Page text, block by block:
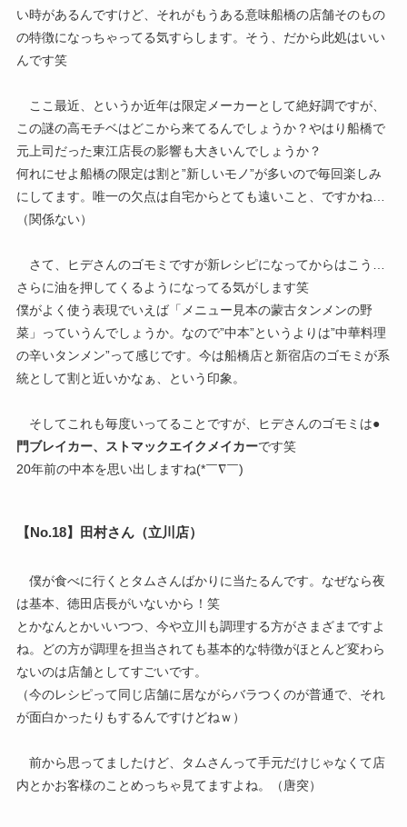
い時があるんですけど、それがもうある意味船橋の店舗そのもの
の特徴になっちゃってる気すらします。そう、だから此処はいい
んです笑
ここ最近、というか近年は限定メーカーとして絶好調ですが、
この謎の高モチベはどこから来てるんでしょうか？やはり船橋で
元上司だった東江店長の影響も大きいんでしょうか？
何れにせよ船橋の限定は割と”新しいモノ”が多いので毎回楽しみ
にしてます。唯一の欠点は自宅からとても遠いこと、ですかね…
（関係ない）
さて、ヒデさんのゴモミですが新レシピになってからはこう…
さらに油を押してくるようになってる気がします笑
僕がよく使う表現でいえば「メニュー見本の蒙古タンメンの野
菜」っていうんでしょうか。なので”中本”というよりは”中華料理
の辛いタンメン”って感じです。今は船橋店と新宿店のゴモミが系
統として割と近いかなぁ、という印象。
そしてこれも毎度いってることですが、ヒデさんのゴモミは●
門ブレイカー、ストマックエイクメイカーです笑
20年前の中本を思い出しますね(*￣∇￣)
【No.18】田村さん（立川店）
僕が食べに行くとタムさんばかりに当たるんです。なぜなら夜
は基本、徳田店長がいないから！笑
とかなんとかいいつつ、今や立川も調理する方がさまざまですよ
ね。どの方が調理を担当されても基本的な特徴がほとんど変わら
ないのは店舗としてすごいです。
（今のレシピって同じ店舗に居ながらバラつくのが普通で、それ
が面白かったりもするんですけどねｗ）
前から思ってましたけど、タムさんって手元だけじゃなくて店
内とかお客様のことめっちゃ見てますよね。（唐突）